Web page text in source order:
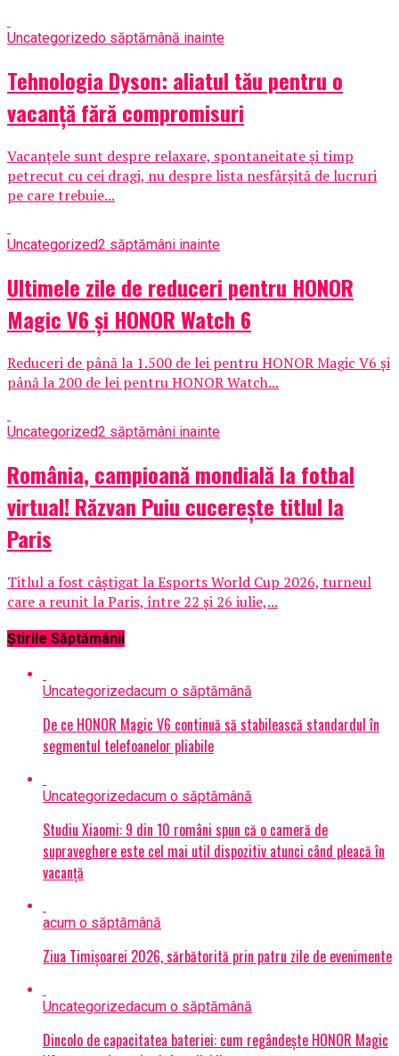
Uncategorizedo săptămână inainte
Tehnologia Dyson: aliatul tău pentru o
vacanță fără compromisuri
Vacanțele sunt despre relaxare, spontaneitate și timp
petrecut cu cei dragi, nu despre lista nesfârșită de lucruri
pe care trebuie...
Uncategorized2 săptămâni inainte
Ultimele zile de reduceri pentru HONOR
Magic V6 și HONOR Watch 6
Reduceri de până la 1.500 de lei pentru HONOR Magic V6 și
până la 200 de lei pentru HONOR Watch...
Uncategorized2 săptămâni inainte
România, campioană mondială la fotbal
virtual! Răzvan Puiu cucerește titlul la
Paris
Titlul a fost câștigat la Esports World Cup 2026, turneul
care a reunit la Paris, între 22 și 26 iulie,...
Știrile Săptămânii
Uncategorizedacum o săptămână
De ce HONOR Magic V6 continuă să stabilească standardul în
segmentul telefoanelor pliabile
Uncategorizedacum o săptămână
Studiu Xiaomi: 9 din 10 români spun că o cameră de
supraveghere este cel mai util dispozitiv atunci când pleacă în
vacanță
acum o săptămână
Ziua Timișoarei 2026, sărbătorită prin patru zile de evenimente
Uncategorizedacum o săptămână
Dincolo de capacitatea bateriei: cum regândește HONOR Magic